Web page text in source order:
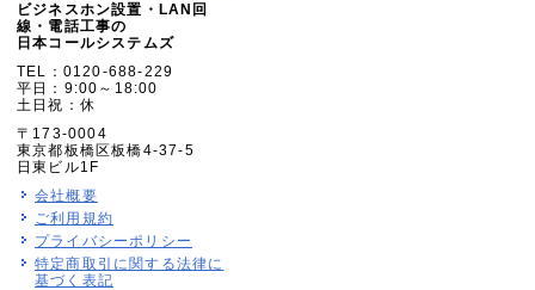
ビジネスホン設置・LAN回
線・電話工事の
日本コールシステムズ
TEL：0120-688-229
平日：9:00～18:00
土日祝：休
〒173-0004
東京都板橋区板橋4-37-5
日東ビル1F
会社概要
ご利用規約
プライバシーポリシー
特定商取引に関する法律に
基づく表記